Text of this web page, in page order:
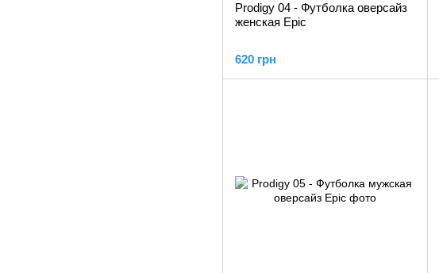
Prodigy 04 - Футболка оверсайз
женская Epic
620 грн